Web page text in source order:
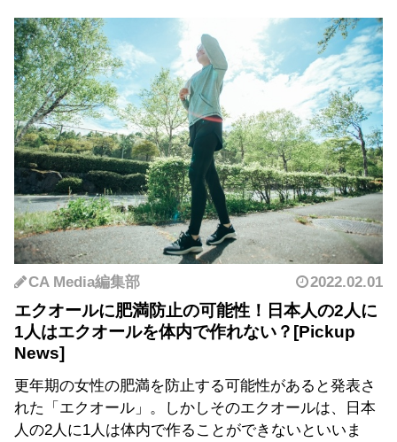
CA Media編集部 2022.02.01
エクオールに肥満防止の可能性！日本人の2人に
1人はエクオールを体内で作れない？
更年期の女性の肥満を防止する可能性があると発表さ
れた「エクオール」。しかしそのエクオールは、日本
人の2人に1人は体内で作ることができないといいま